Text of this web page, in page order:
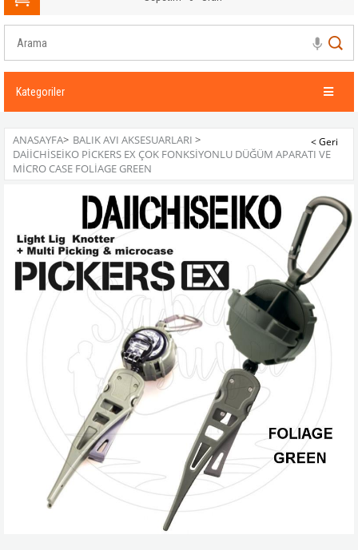
Kategoriler
ANASAYFA> BALIK AVI AKSESUARLARI >
DAIICHISEIKO PICKERS EX ÇOK FONKSIYONLU DÜĞÜM APARATI VE
MICRO CASE FOLIAGE GREEN